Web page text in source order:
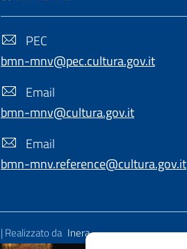
PEC
bmn-mnv@pec.cultura.gov.it
Email
bmn-mnv@cultura.gov.it
Email
bmn-mnv.reference@cultura.gov.it
| Realizzato da Inera